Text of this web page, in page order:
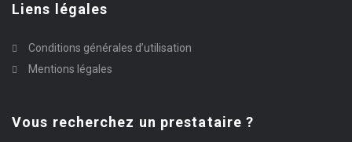
Liens légales
Conditions générales d’utilisation
Mentions légales
Vous recherchez un prestataire ?